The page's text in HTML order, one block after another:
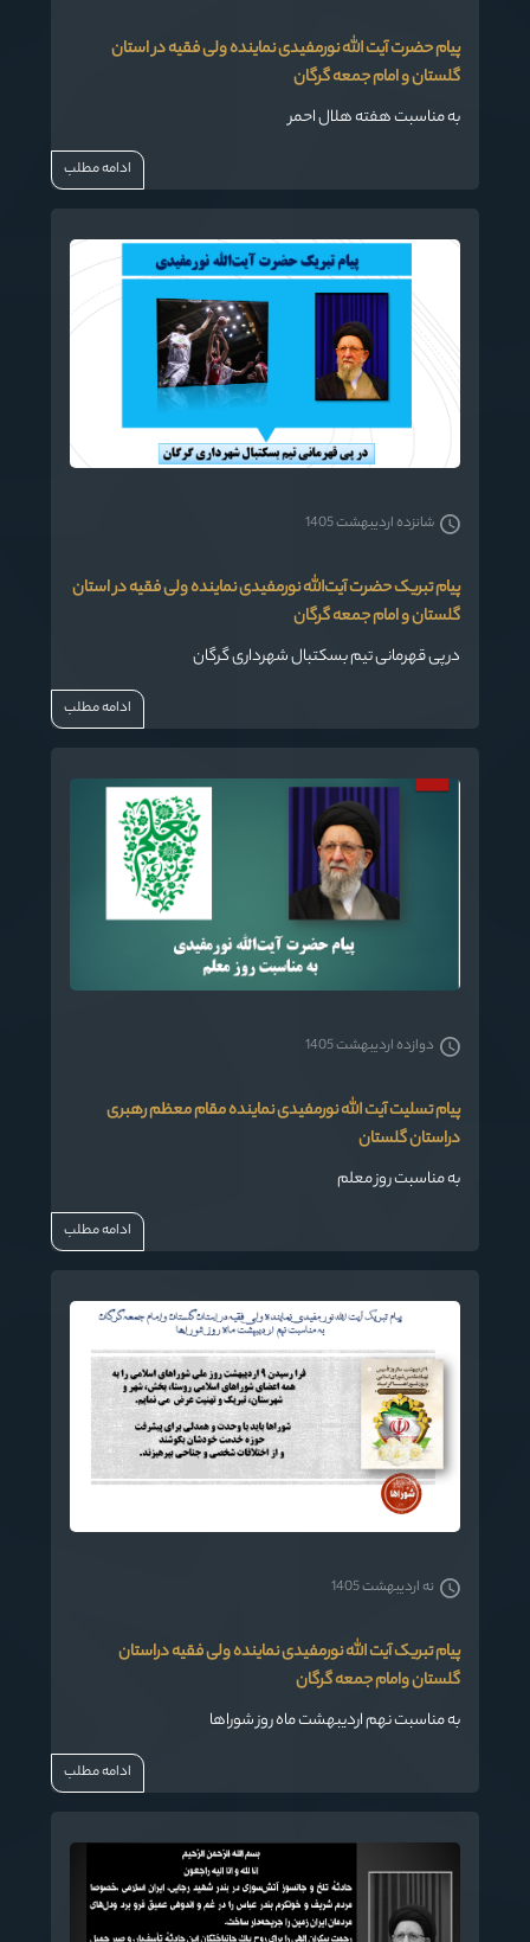
پیام حضرت آیت الله نورمفیدی نماینده ولی فقیه در استان
گلستان و امام جمعه گرگان
به مناسبت هفته هلال احمر
ادامه مطلب
پیام تبریک حضرت آیت‌الله نورمفیدی نماینده ولی فقیه در استان
گلستان و امام جمعه گرگان
در پی قهرمانی تیم بسکتبال شهرداری گرگان
شانزده اردیبهشت 1405
ادامه مطلب
پیام تسلیت آیت الله نورمفیدی نماینده مقام معظم رهبری
دراستان گلستان
به مناسبت روز معلم
دوازده اردیبهشت 1405
ادامه مطلب
پیام تبریک آیت الله نورمفیدی نماینده ولی فقیه دراستان
گلستان وامام جمعه گرگان
به مناسبت نهم اردیبهشت ماه روز شوراها
نه اردیبهشت 1405
ادامه مطلب